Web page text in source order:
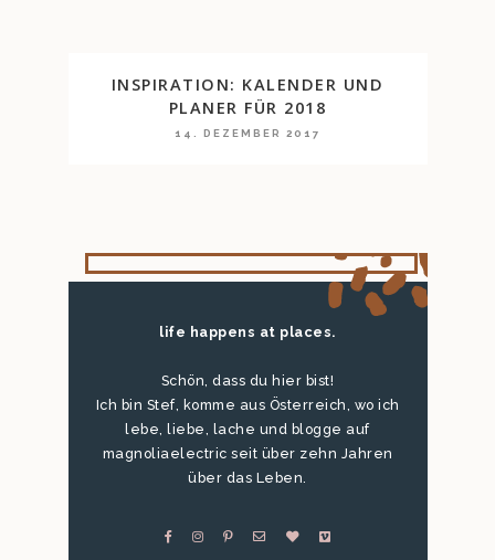
INSPIRATION: KALENDER UND
PLANER FÜR 2018
14. DEZEMBER 2017
life happens at places.
Schön, dass du hier bist!
Ich bin Stef, komme aus Österreich, wo ich
lebe, liebe, lache und blogge auf
magnoliaelectric seit über zehn Jahren
über das Leben.